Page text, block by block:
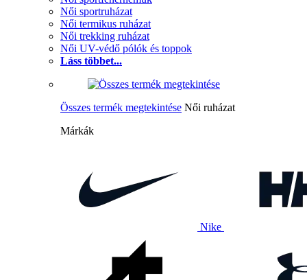
Női sportruházat
Női termikus ruházat
Női trekking ruházat
Női UV-védő pólók és toppok
Láss többet...
Összes termék megtekintése Női ruházat
Márkák
Nike